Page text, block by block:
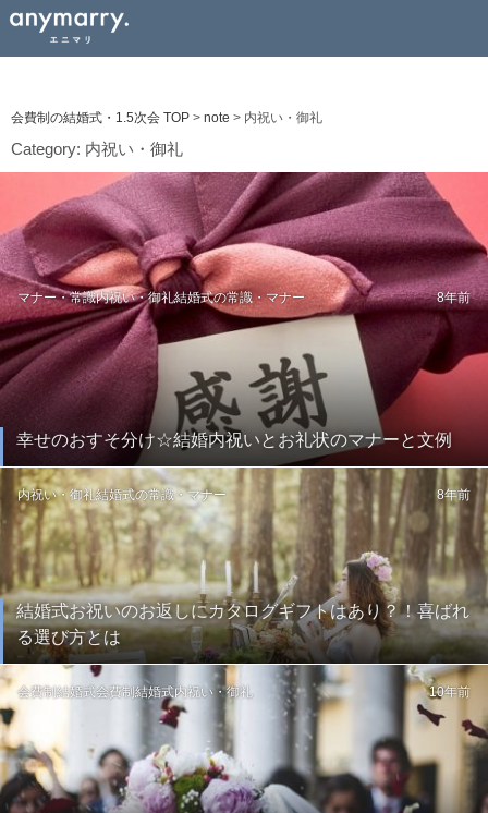
会費制の結婚式・1.5次会 TOP > note > 内祝い・御礼
Category: 内祝い・御礼
幸せのおすそ分け☆結婚内祝いとお礼状のマナーと文例
マナー・常識内祝い・御礼結婚式の常識・マナー 8年前
結婚式お祝いのお返しにカタログギフトはあり？！喜ばれ
る選び方とは
内祝い・御礼結婚式の常識・マナー 8年前
会費制結婚式会費制結婚式内祝い・御礼 10年前